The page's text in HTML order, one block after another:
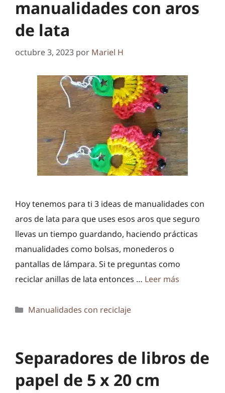
manualidades con aros
de lata
octubre 3, 2023 por Mariel H
Hoy tenemos para ti 3 ideas de manualidades con
aros de lata para que uses esos aros que seguro
llevas un tiempo guardando, haciendo prácticas
manualidades como bolsas, monederos o
pantallas de lámpara. Si te preguntas como
reciclar anillas de lata entonces … Leer más
Categorías
Manualidades con reciclaje
Separadores de libros de
papel de 5 x 20 cm